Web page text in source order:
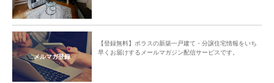
メルマガ登録
【登録無料】ポラスの新築一戸建て・分譲住宅情報をいち
早くお届けするメールマガジン配信サービスです。